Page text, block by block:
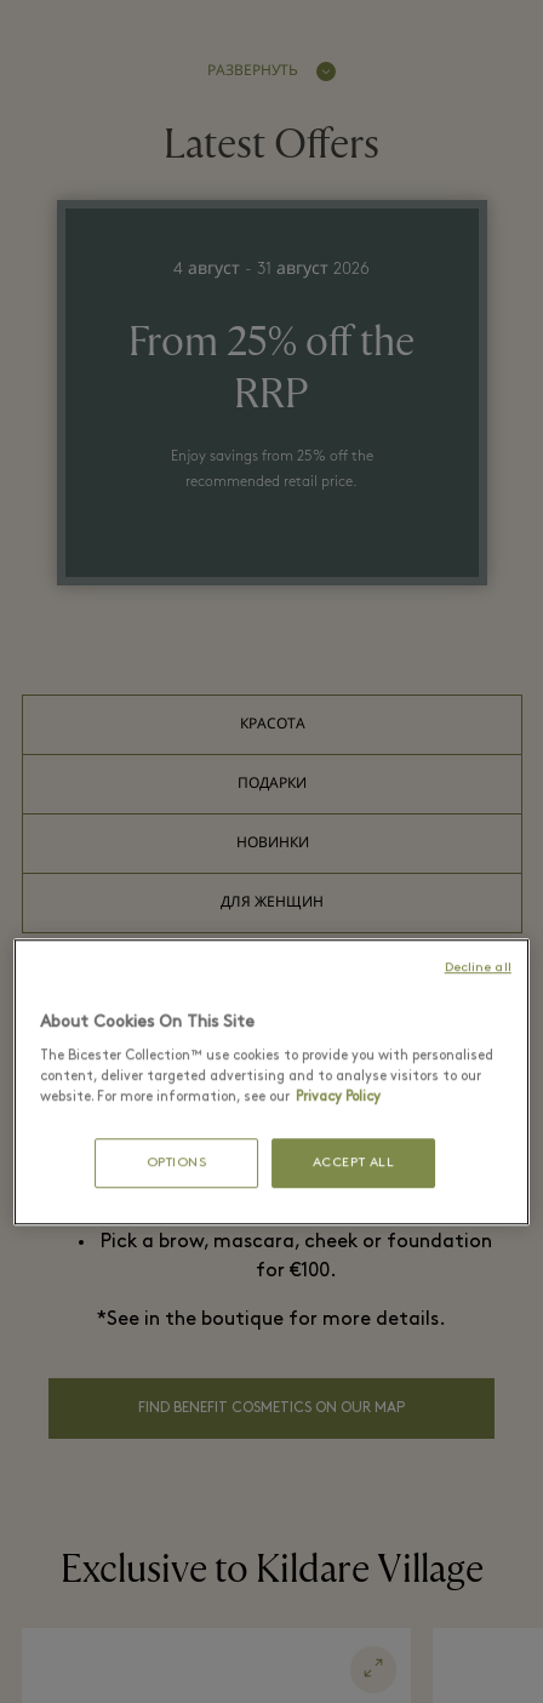
РАЗВЕРНУТЬ
Latest Offers
4 август - 31 август 2026
From 25% off the
RRP
Enjoy savings from 25% off the
recommended retail price.
КРАСОТА
ПОДАРКИ
НОВИНКИ
ДЛЯ ЖЕНЩИН
Build your own beauty bag
Choose you're own Beauty essentials:
Pick a brow, mascara or cheek product for
Pick a brow, mascara, cheek or foundation
for €100.
*See in the boutique for more details.
FIND BENEFIT COSMETICS ON OUR MAP
Exclusive to Kildare Village
About Cookies On This Site
The Bicester Collection™ use cookies to provide you with personalised
content, deliver targeted advertising and to analyse visitors to our
website. For more information, see our Privacy Policy
OPTIONS ACCEPT ALL
Decline all